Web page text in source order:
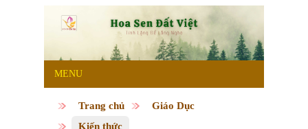
MENU
Trang chủ
Giáo Dục
Kiến thức